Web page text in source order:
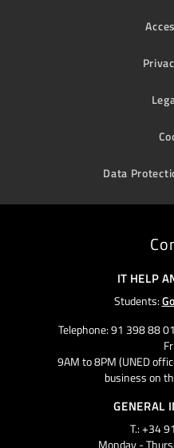
Data
IT HELP
Students:
Telephone: 91 398 88
9AM to 8PM (UNED
business on
GENERAL
T.: +34
Monday -